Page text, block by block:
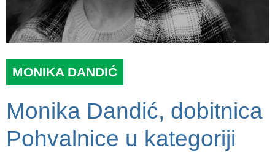
MONIKA DANDIĆ
Monika Dandić, dobitnica
Pohvalnice u kategoriji